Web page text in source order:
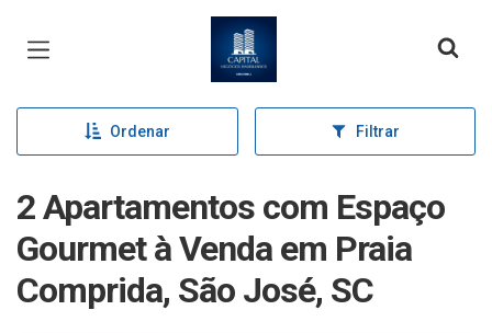
Página inicial
Ordenar Filtrar
2 Apartamentos com Espaço
Gourmet à Venda em Praia
Comprida, São José, SC